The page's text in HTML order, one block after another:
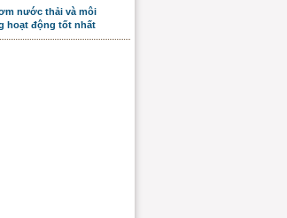
nước thải và môi
hoạt động tốt nhất